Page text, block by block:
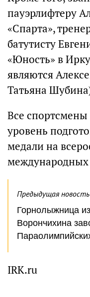
пауэрлифтеру
«Спарта»,
батутисту
«Юность» в
являются
Татьяна
Все
уровень
медали на
международных
Предыдущая
Горнолыжница
Ворончихина
IRK.ru